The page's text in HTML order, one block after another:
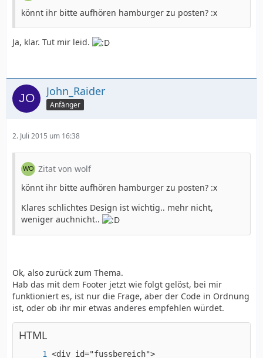
könnt ihr bitte aufhören hamburger zu posten? :x
Ja, klar. Tut mir leid.
John_Raider
Anfänger
2. Juli 2015 um 16:38
Zitat von wolf
könnt ihr bitte aufhören hamburger zu posten? :x
Klares schlichtes Design ist wichtig.. mehr nicht,
weniger auchnicht..
Ok, also zurück zum Thema.
Hab das mit dem Footer jetzt wie folgt gelöst, bei mir
funktioniert es, ist nur die Frage, aber der Code in Ordnung
ist, oder ob ihr mir etwas anderes empfehlen würdet.
HTML